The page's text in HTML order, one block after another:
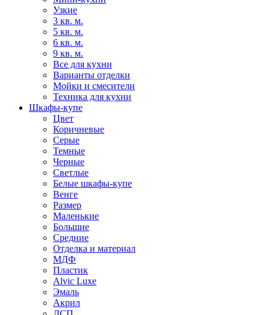
Узкие
3 кв. м.
5 кв. м.
6 кв. м.
9 кв. м.
Все для кухни
Варианты отделки
Мойки и смесители
Техника для кухни
Шкафы-купе
Цвет
Коричневые
Серые
Темные
Черные
Светлые
Белые шкафы-купе
Венге
Размер
Маленькие
Большие
Средние
Отделка и материал
МДФ
Пластик
Alvic Luxe
Эмаль
Акрил